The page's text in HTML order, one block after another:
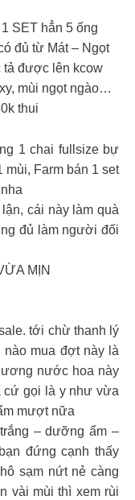
SET hẳn 5 ống
đủ từ Mát – Ngọt
tả được lên kcow
mùi ngọt ngào…
thui
1 chai fullsize bự
Farm bán 1 set
cái này làm quà
đủ làm người đối
MỊN
tới chừ thanh lý
nào mua đợt này là
nước hoa này
cứ gọi là y như vừa
mượt nữa
– dưỡng ẩm –
đứng cạnh thấy
sạm nứt nẻ càng
vài mùi thì xem rùi